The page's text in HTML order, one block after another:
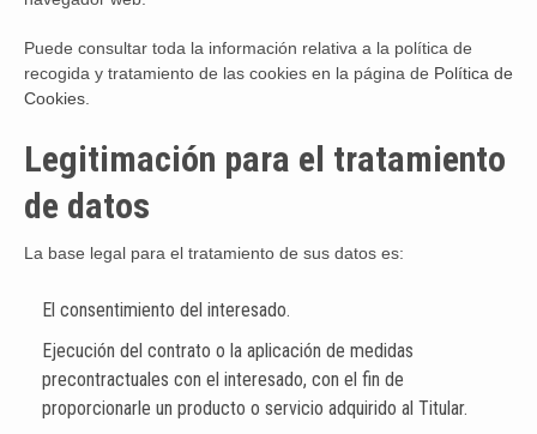
Puede consultar toda la información relativa a la política de
recogida y tratamiento de las cookies en la página de Política de
Cookies
Legitimación para el tratamiento
de datos
La base legal para el tratamiento de sus datos es:
El consentimiento del interesado.
Ejecución del contrato o la aplicación de medidas
precontractuales con el interesado, con el fin de
proporcionarle un producto o servicio adquirido al Titular.